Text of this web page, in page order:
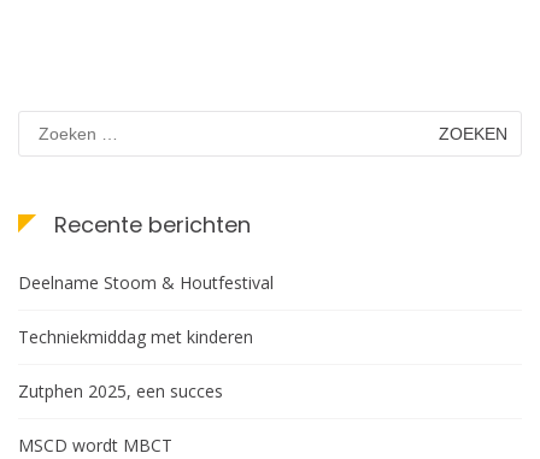
Zoeken
naar:
Recente berichten
Deelname Stoom & Houtfestival
Techniekmiddag met kinderen
Zutphen 2025, een succes
MSCD wordt MBCT